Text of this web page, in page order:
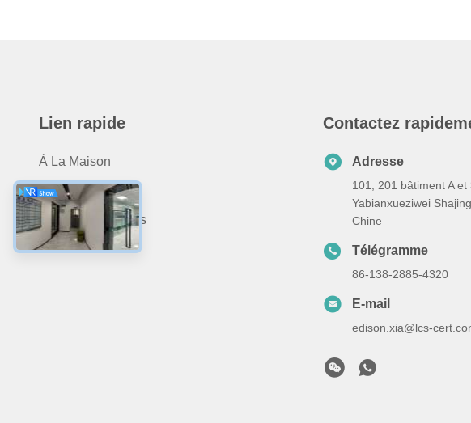
Lien rapide
À La Maison
Produits
À Propos De Nous
Nous Contacter
Contactez
Adresse
101, 201 bâtiment A
Yabianxueziwei
Chine
Télégramme
86-138-2885-4320
E-mail
edison.xia@lcs-